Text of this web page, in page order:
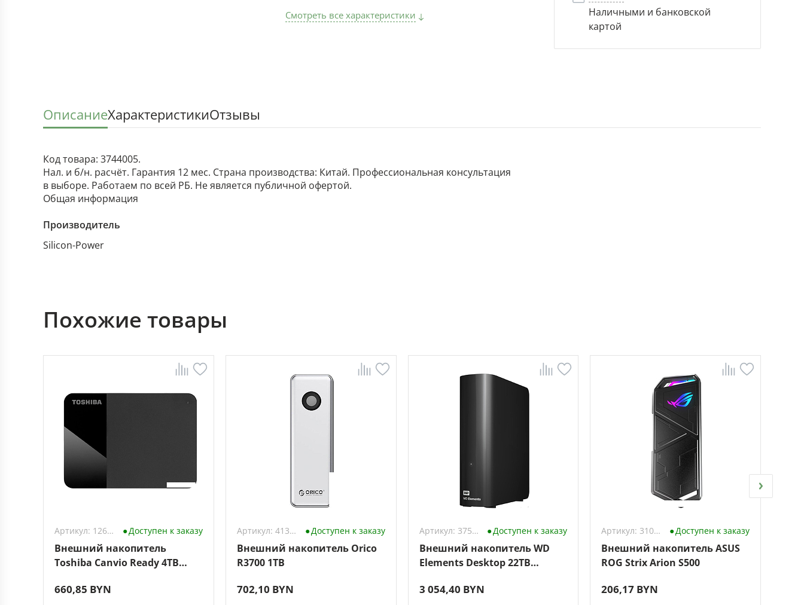
Смотреть все характеристики
Наличными и банковской
картой
ОписаниеХарактеристикиОтзывы
Код товара: 3744005.
Нал. и б/н. расчёт. Гарантия 12 мес. Страна производства: Китай. Профессиональная консультация
в выборе. Работаем по всей РБ. Не является публичной офертой.
Общая информация
Производитель
Silicon-Power
Похожие товары
Артикул: 1264126 Доступен к заказу
Внешний накопитель
Toshiba Canvio Ready 4TB
660,85 BYN
Артикул: 4132075 Доступен к заказу
Внешний накопитель Orico
R3700 1TB
702,10 BYN
Артикул: 3755614 Доступен к заказу
Внешний накопитель WD
Elements Desktop 22TB
3 054,40 BYN
Артикул: 3102860 Доступен к заказу
Внешний накопитель ASUS
ROG Strix Arion S500
206,17 BYN